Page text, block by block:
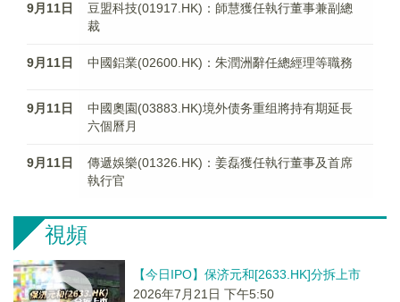
9月11日
豆盟科技(01917.HK)：師慧獲任執行董事兼副總
裁
9月11日 中國鋁業(02600.HK)：朱潤洲辭任總經理等職務
9月11日
中國奧園(03883.HK)境外债务重组將持有期延長
六個曆月
9月11日
傳遞娛樂(01326.HK)：姜磊獲任執行董事及首席
執行官
視頻
【今日IPO】保济元和[2633.HK]分拆上市
2026年7月21日 下午5:50